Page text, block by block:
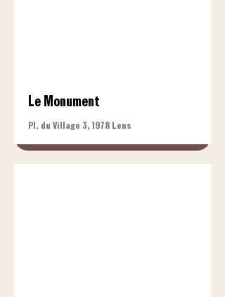
Le Monument
Pl. du Village 3, 1978 Lens